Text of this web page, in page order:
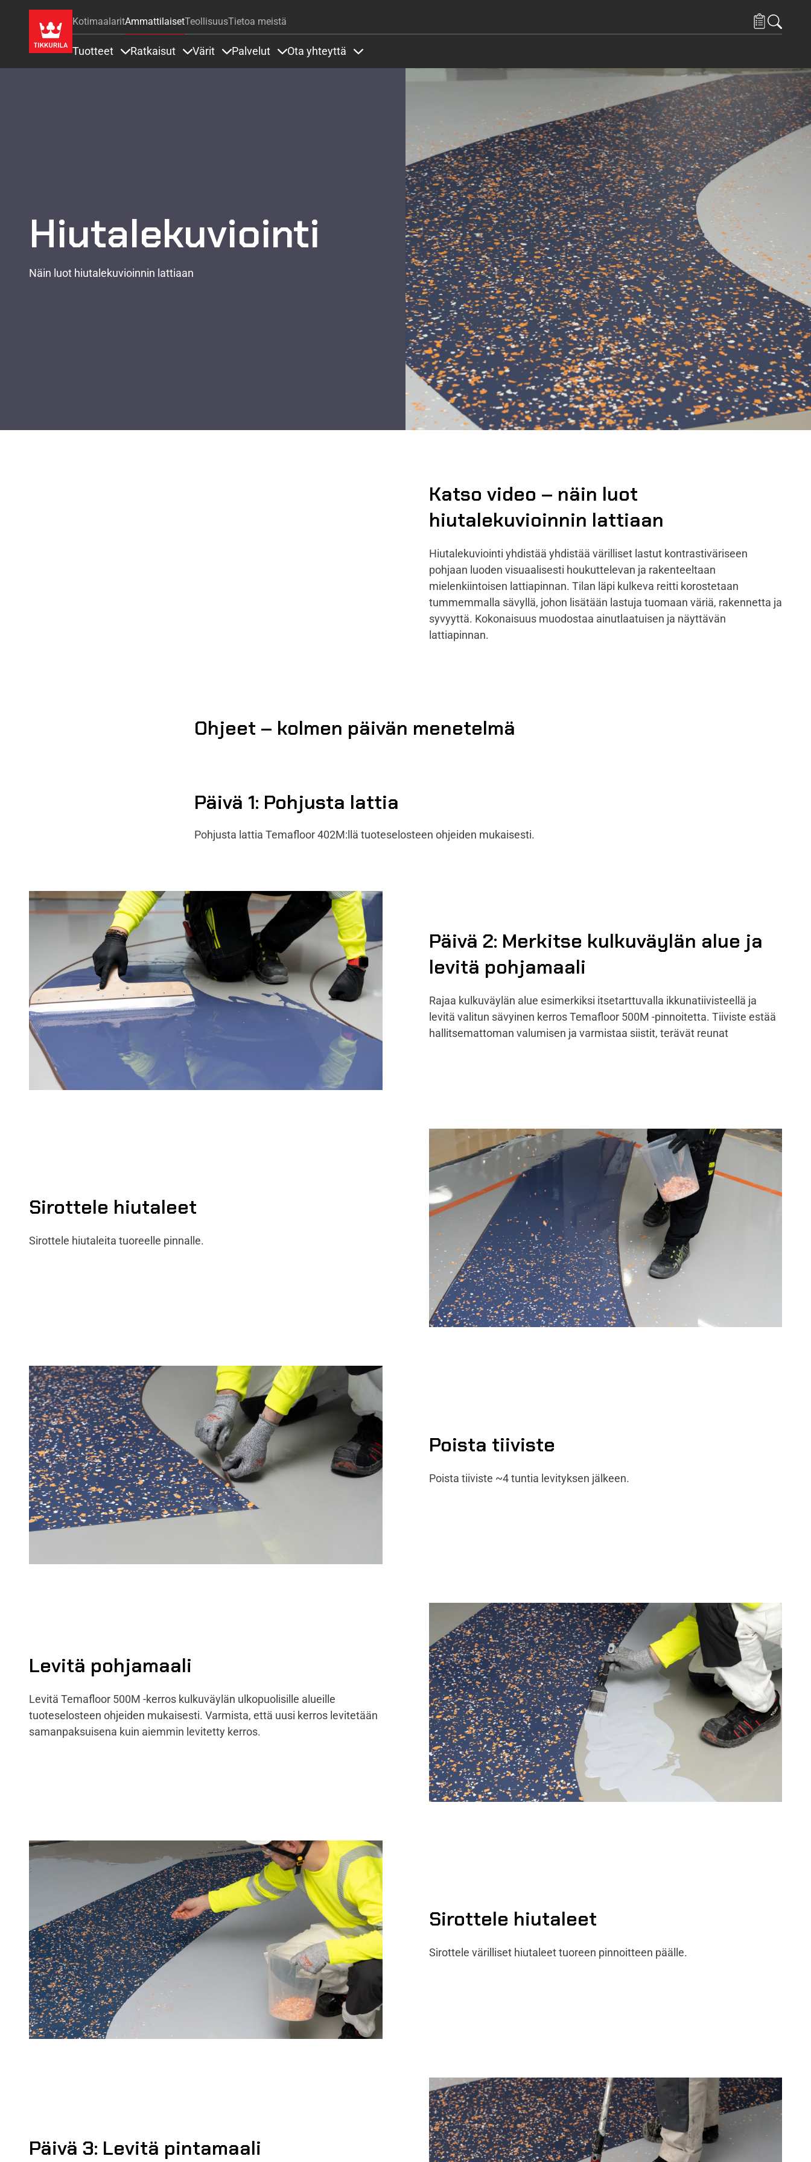
KotimaalaritAmmattilaisetTeollisuusTietoa meistä
Tuotteet Ratkaisut Värit Palvelut Ota yhteyttä
Hiutalekuviointi
Näin luot hiutalekuvioinnin lattiaan
Katso video – näin luot
hiutalekuvioinnin lattiaan
Hiutalekuviointi yhdistää yhdistää värilliset lastut kontrastiväriseen
pohjaan luoden visuaalisesti houkuttelevan ja rakenteeltaan
mielenkiintoisen lattiapinnan. Tilan läpi kulkeva reitti korostetaan
tummemmalla sävyllä, johon lisätään lastuja tuomaan väriä, rakennetta ja
syvyyttä. Kokonaisuus muodostaa ainutlaatuisen ja näyttävän
lattiapinnan.
Ohjeet – kolmen päivän menetelmä
Päivä 1: Pohjusta lattia
Pohjusta lattia Temafloor 402M:llä tuoteselosteen ohjeiden mukaisesti.
Päivä 2: Merkitse kulkuväylän alue ja
levitä pohjamaali
Rajaa kulkuväylän alue esimerkiksi itsetarttuvalla ikkunatiivisteellä ja
levitä valitun sävyinen kerros Temafloor 500M -pinnoitetta. Tiiviste estää
hallitsemattoman valumisen ja varmistaa siistit, terävät reunat
Sirottele hiutaleet
Sirottele hiutaleita tuoreelle pinnalle.
Poista tiiviste
Poista tiiviste ~4 tuntia levityksen jälkeen.
Levitä pohjamaali
Levitä Temafloor 500M -kerros kulkuväylän ulkopuolisille alueille
tuoteselosteen ohjeiden mukaisesti. Varmista, että uusi kerros levitetään
samanpaksuisena kuin aiemmin levitetty kerros.
Sirottele hiutaleet
Sirottele värilliset hiutaleet tuoreen pinnoitteen päälle.
Päivä 3: Levitä pintamaali